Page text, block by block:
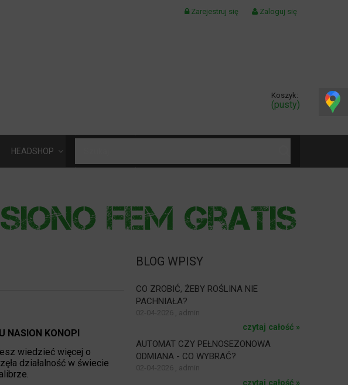
Zarejestruj się Zaloguj się
Koszyk:
(pusty)
HEADSHOP
NASION KONOPI
wiedzieć więcej o
działalność w świecie
BLOG WPISY
CO ZROBIĆ, ŻEBY ROŚLINA NIE
PACHNIAŁA?
02-04-2026 , admin
czytaj całość »
AUTOMAT CZY PEŁNOSEZONOWA
ODMIANA - CO WYBRAĆ?
02-04-2026 , admin
czytaj całość »